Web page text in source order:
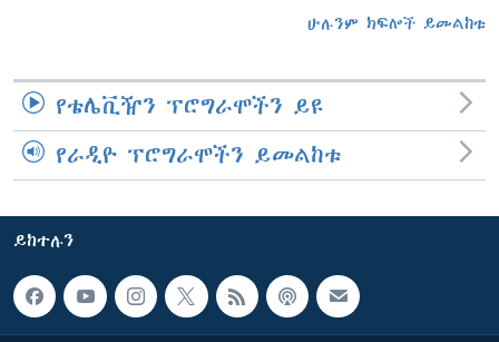
ሁሉንም ክፍሎች ይመልከቱ
የቴሌቪዥን ፕሮግራሞችን ይዩ
የራዲዮ ፕሮግራሞችን ይመልከቱ
ይከተሉን